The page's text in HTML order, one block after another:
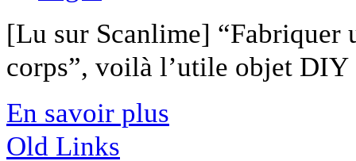
[Lu sur Scanlime] “Fabriquer
corps”, voilà l’utile objet
En savoir plus
Old Links